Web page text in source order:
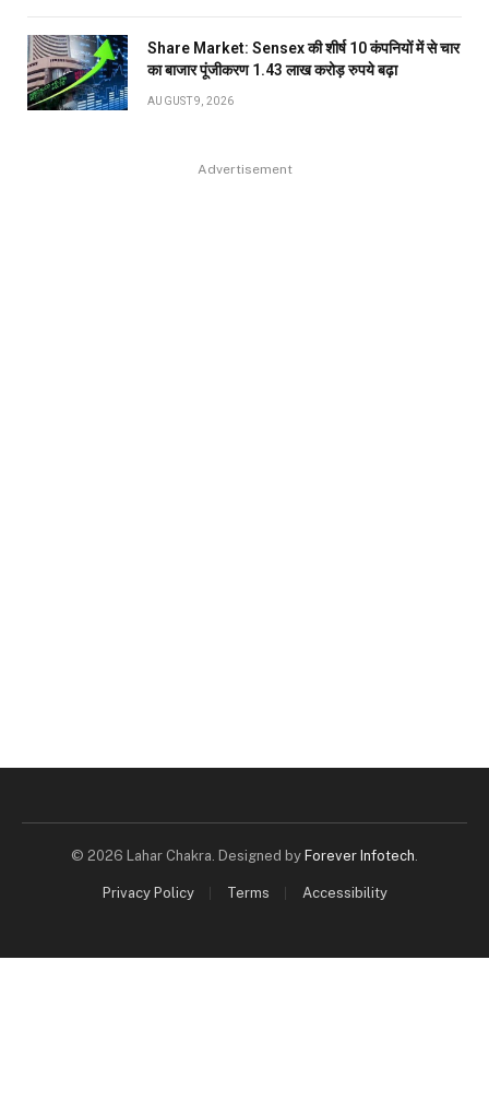
Share Market: Sensex की शीर्ष 10 कंपनियों में से चार
का बाजार पूंजीकरण 1.43 लाख करोड़ रुपये बढ़ा
AUGUST 9, 2026
Advertisement
© 2026 Lahar Chakra. Designed by Forever Infotech.
Privacy Policy Terms Accessibility